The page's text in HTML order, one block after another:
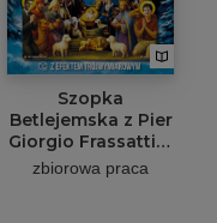
Szopka
Betlejemska z Pier
Giorgio Frassattim
i Carlo Acutisem
zbiorowa praca